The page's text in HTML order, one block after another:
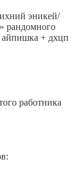
эникей/
рандомного
айпишка + дхцп
работника